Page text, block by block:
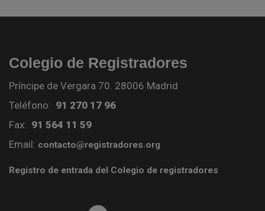
Colegio de Registradores
Príncipe de Vergara 70. 28006 Madrid
Teléfono: 91 270 17 96
Fax: 91 564 11 59
Email: contacto@registradores.org
Registro de entrada del Colegio de registradores